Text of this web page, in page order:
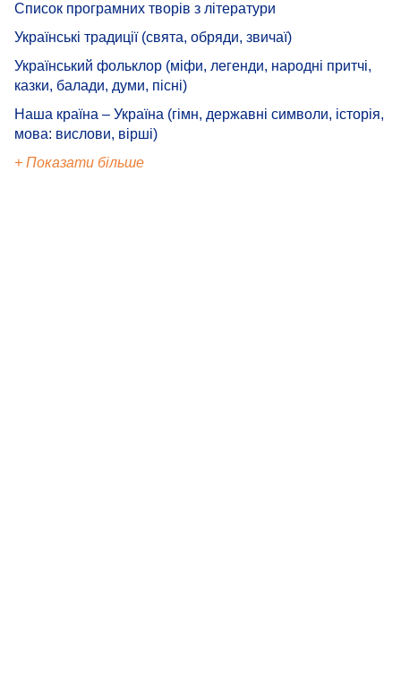
Список програмних творів з літератури
Українські традиції (свята, обряди, звичаї)
Український фольклор (міфи, легенди, народні притчі,
казки, балади, думи, пісні)
Наша країна – Україна (гімн, державні символи, історія,
мова: вислови, вірші)
+ Показати більше